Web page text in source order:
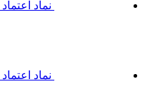
نماد اعتماد
نماد اعتماد